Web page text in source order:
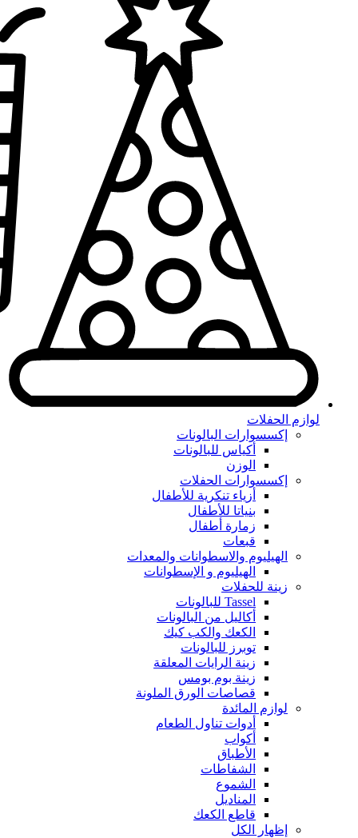
لوازم الحفلات
إكسسوارات البالونات
أكياس للبالونات
الوزن
إكسسوارات الحفلات
أزياء تنكرية للأطفال
بنياتا للأطفال
زمارة أطفال
قبعات
الهيليوم والاسطوانات والمعدات
الهيليوم و الإسطوانات
زينة للحفلات
Tassel للبالونات
أكاليل من البالونات
الكعك والكب كيك
توبرز للبالونات
زينة الرايات المعلقة
زينة بوم بومس
قصاصات الورق الملونة
لوازم المائدة
أدوات تناول الطعام
أكواب
الأطباق
الشفاطات
الشموع
المناديل
قاطع الكعك
إظهار الكل